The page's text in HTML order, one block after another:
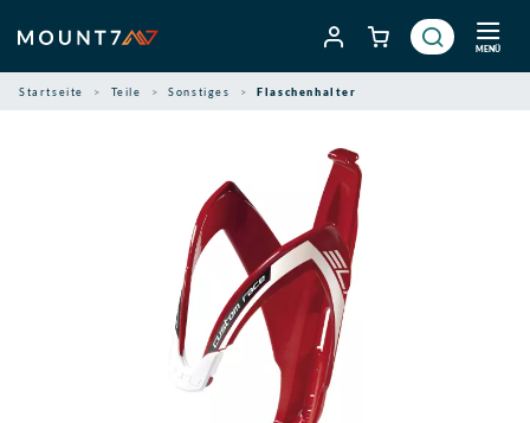
Inhalt
springen
MENÜ
Startseite Teile Sonstiges Flaschenhalter